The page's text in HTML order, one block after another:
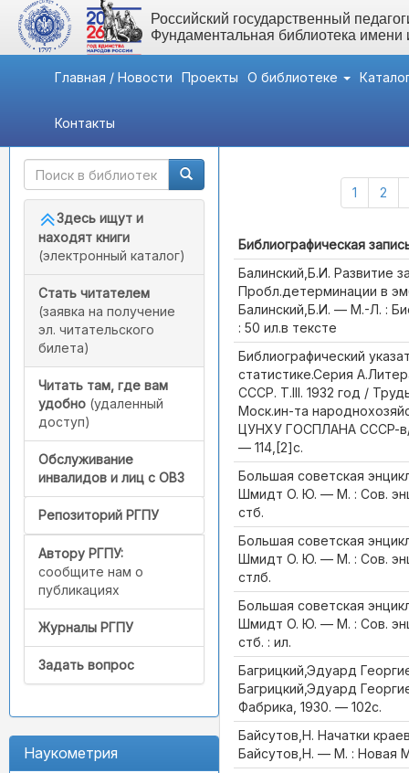
Российский государственный
Фундаментальная библиотека
Главная / Новости Проекты О библиотеке
Контакты
Быстрый доступ
Здесь ищут и
находят книги
(электронный каталог)
Стать читателем
(заявка на получение
эл. читательского
билета)
Читать там, где вам
удобно (удаленный
доступ)
Обслуживание
инвалидов и лиц с ОВЗ
Репозиторий РГПУ
Автору РГПУ:
сообщите нам о
публикациях
Журналы РГПУ
Задать вопрос
Наукометрия
1 2
Библиографическая
Балинский,Б.И. Развитие
Пробл.детерминации в
Балинский,Б.И. — М.-Л. :
: 50 ил.в тексте
Библиографический
статистике.Серия
СССР. Т.III. 1932 год /
Моск.ин-та
ЦУНХУ ГОСПЛАНА СССР-
— 114,[2]с.
Большая советская
Шмидт О. Ю. — М. : Сов.
стб.
Большая советская
Шмидт О. Ю. — М. : Сов.
стлб.
Большая советская
Шмидт О. Ю. — М. : Сов.
стб. : ил.
Багрицкий,Эдуард
Багрицкий,Эдуард
Фабрика, 1930. — 102с.
Байсутов,Н. Начатки
Байсутов,Н. — М. : Новая